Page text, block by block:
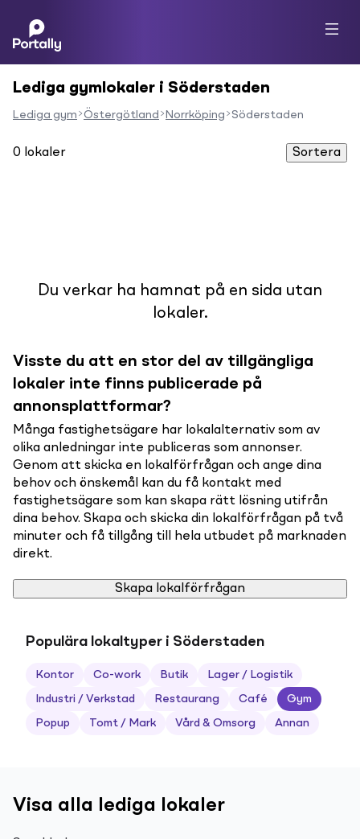
Lediga gymlokaler i Söderstaden
Lediga gym Östergötland Norrköping Söderstaden
0 lokaler Sortera
Du verkar ha hamnat på en sida utan
lokaler.
Visste du att en stor del av tillgängliga
lokaler inte finns publicerade på
annonsplattformar?
Många fastighetsägare har lokalalternativ som av
olika anledningar inte publiceras som annonser.
Genom att skicka en lokalförfrågan och ange dina
behov och önskemål kan du få kontakt med
fastighetsägare som kan skapa rätt lösning utifrån
dina behov. Skapa och skicka din lokalförfrågan på två
minuter och få tillgång till hela utbudet på marknaden
direkt.
Skapa lokalförfrågan
Populära lokaltyper i Söderstaden
Kontor Co-work Butik Lager / Logistik
Industri / Verkstad Restaurang Café Gym
Popup Tomt / Mark Vård & Omsorg Annan
Visa alla lediga lokaler